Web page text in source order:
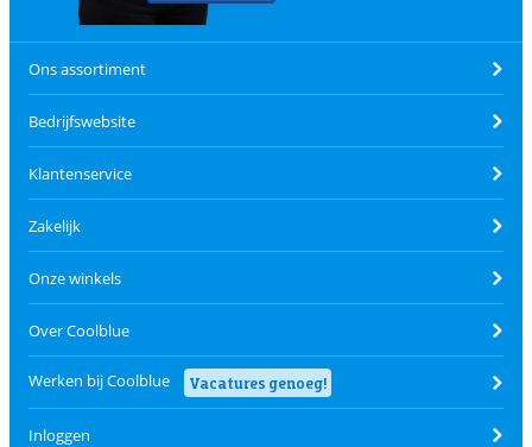
Ons assortiment
Bedrijfswebsite
Klantenservice
Zakelijk
Onze winkels
Over Coolblue
Werken bij Coolblue Vacatures genoeg!
Inloggen